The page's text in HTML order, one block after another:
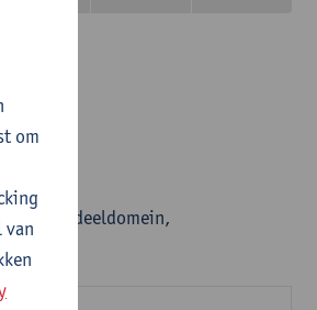
per deeldomein,
om
van